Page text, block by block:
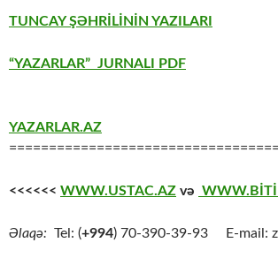
TUNCAY ŞƏHRİLİNİN YAZILARI
“YAZARLAR” JURNALI PDF
YAZARLAR.AZ
<<<<<< WWW.USTAC.AZ və
Əlaqə: Tel: (+994) 70-390-39-93 E-mail: